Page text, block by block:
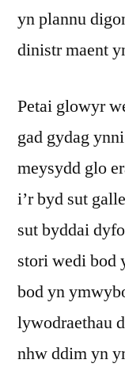
yn plannu
dinistr maent
Petai glowyr
gad gydag
meysydd glo
i’r byd sut
sut byddai
stori wedi bod
bod yn
lywodraethau
nhw ddim yn